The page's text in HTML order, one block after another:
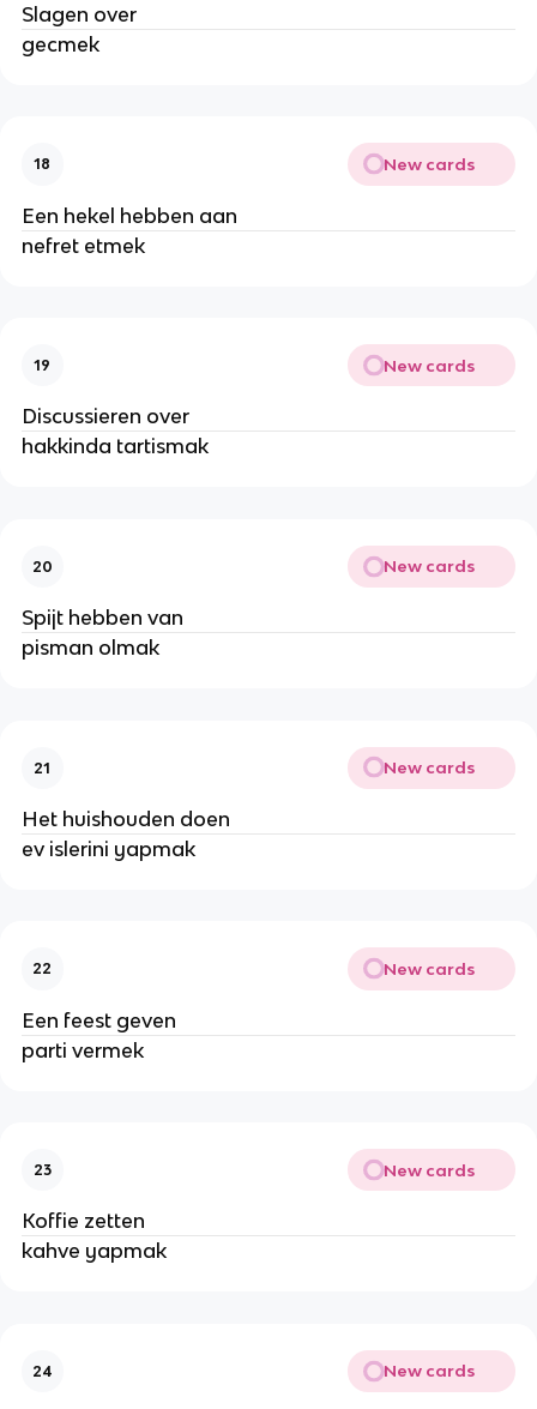
Slagen over
gecmek
18 New cards
Een hekel hebben aan
nefret etmek
19 New cards
Discussieren over
hakkinda tartismak
20 New cards
Spijt hebben van
pisman olmak
21 New cards
Het huishouden doen
ev islerini yapmak
22 New cards
Een feest geven
parti vermek
23 New cards
Koffie zetten
kahve yapmak
24 New cards